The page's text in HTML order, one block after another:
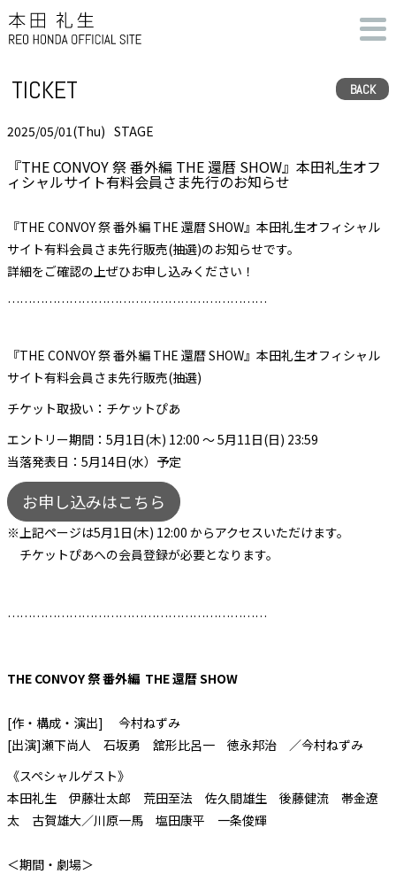
TICKET BACK
2025/05/01(Thu) STAGE
『THE CONVOY 祭 番外編 THE 還暦 SHOW』本田礼生オフ
ィシャルサイト有料会員さま先行のお知らせ
『THE CONVOY 祭 番外編 THE 還暦 SHOW』本田礼生オフィシャル
サイト有料会員さま先行販売(抽選)のお知らせです。
詳細をご確認の上ぜひお申し込みください！
………………………………………………………
『THE CONVOY 祭 番外編 THE 還暦 SHOW』本田礼生オフィシャル
サイト有料会員さま先行販売(抽選)
チケット取扱い：チケットぴあ
エントリー期間：5月1日(木) 12:00 ～ 5月11日(日) 23:59
当落発表日：5月14日(水）予定
お申し込みはこちら
※上記ページは5月1日(木) 12:00 からアクセスいただけます。
チケットぴあへの会員登録が必要となります。
………………………………………………………
THE CONVOY 祭 番外編 THE 還暦 SHOW
[作・構成・演出] 今村ねずみ
[出演]瀬下尚人 石坂勇 舘形比呂一 徳永邦治 ／今村ねずみ
《スペシャルゲスト》
本田礼生 伊藤壮太郎 荒田至法 佐久間雄生 後藤健流 帯金遼
太 古賀雄大／川原一馬 塩田康平 一条俊輝
＜期間・劇場＞